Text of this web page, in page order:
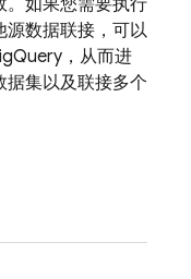
。如果您需要执行
源数据联接，可以
，从而进
据集以及联接多个